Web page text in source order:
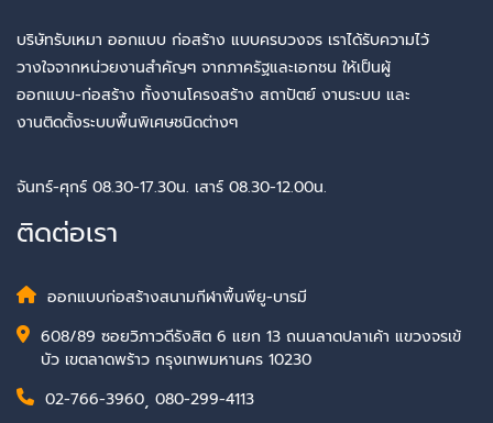
บริษัทรับเหมา ออกแบบ ก่อสร้าง แบบครบวงจร เราได้รับความไว้
วางใจจากหน่วยงานสำคัญๆ จากภาครัฐและเอกชน ให้เป็นผู้
ออกแบบ-ก่อสร้าง ทั้งงานโครงสร้าง สถาปัตย์ งานระบบ และ
งานติดตั้งระบบพื้นพิเศษชนิดต่างๆ
จันทร์-ศุกร์ 08.30-17.30น. เสาร์ 08.30-12.00น.
ติดต่อเรา
ออกแบบก่อสร้างสนามกีฬาพื้นพียู-บารมี
608/89 ซอยวิภาวดีรังสิต 6 แยก 13 ถนนลาดปลาเค้า แขวงจรเข้
บัว เขตลาดพร้าว กรุงเทพมหานคร 10230
02-766-3960, 080-299-4113